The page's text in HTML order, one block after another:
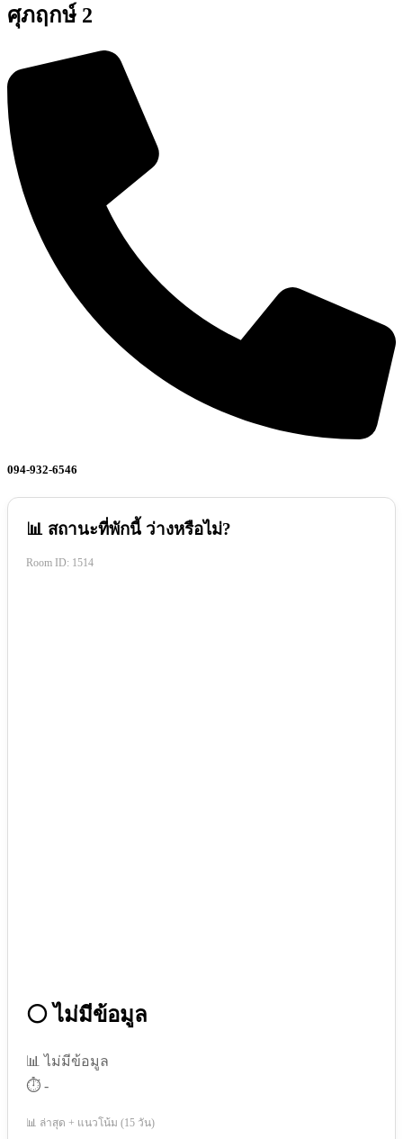
ศุภฤกษ์ 2
094-932-6546
📊 สถานะที่พักนี้ ว่างหรือไม่?
Room ID: 1514
⚪ ไม่มีข้อมูล
📊 ไม่มีข้อมูล
⏱️ -
📊 ล่าสุด + แนวโน้ม (15 วัน)